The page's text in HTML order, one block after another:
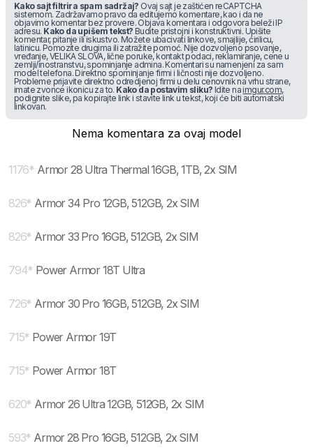
Kako sajt filtrira spam sadržaj? Ovaj sajt je zaštićen reCAPTCHA
sistemom. Zadržavamo pravo da editujemo komentare, kao i da ne
objavimo komentar bez provere. Objava komentara i odgovora beleži IP
adresu. Kako da upišem tekst? Budite pristojni i konstruktivni. Upišite
komentar, pitanje ili iskustvo. Možete ubacivati linkove, smajlije, ćirilicu,
latinicu. Pomozite drugima ili zatražite pomoć. Nije dozvoljeno psovanje,
vređanje, VELIKA SLOVA, lične poruke, kontakt podaci, reklamiranje, cene u
zemlji/inostranstvu, spominjanje admina. Komentari su namenjeni za sam
model telefona. Direktno spominjanje firmi i ličnosti nije dozvoljeno.
Probleme prijavite direktno odredjenoj firmi u delu cenovnik na vrhu strane,
imate zvonce ikonicu za to. Kako da postavim sliku? Idite na imgur.com,
podignite slike, pa kopirajte link i stavite link u tekst, koji će biti automatski
linkovan.
Nema komentara za ovaj model
1176* Armor 28 Ultra Thermal 16GB, 1TB, 2x SIM
826* Armor 34 Pro 12GB, 512GB, 2x SIM
826* Armor 33 Pro 16GB, 512GB, 2x SIM
794* Power Armor 18T Ultra
726* Armor 30 Pro 16GB, 512GB, 2x SIM
715* Power Armor 19T
715* Power Armor 18T
620* Armor 26 Ultra 12GB, 512GB, 2x SIM
593* Armor 28 Pro 16GB, 512GB, 2x SIM